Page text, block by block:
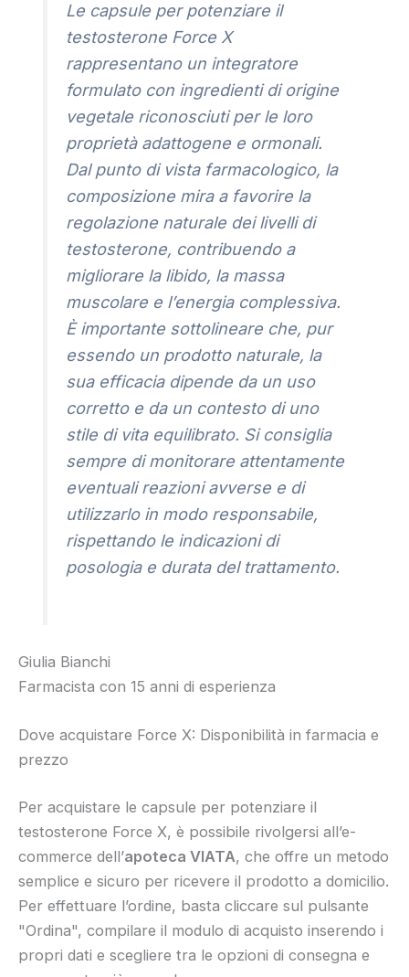
Le capsule per potenziare il
testosterone Force X
rappresentano un integratore
formulato con ingredienti di origine
vegetale riconosciuti per le loro
proprietà adattogene e ormonali.
Dal punto di vista farmacologico, la
composizione mira a favorire la
regolazione naturale dei livelli di
testosterone, contribuendo a
migliorare la libido, la massa
muscolare e l’energia complessiva.
È importante sottolineare che, pur
essendo un prodotto naturale, la
sua efficacia dipende da un uso
corretto e da un contesto di uno
stile di vita equilibrato. Si consiglia
sempre di monitorare attentamente
eventuali reazioni avverse e di
utilizzarlo in modo responsabile,
rispettando le indicazioni di
posologia e durata del trattamento.
Giulia Bianchi
Farmacista con 15 anni di esperienza
Dove acquistare Force X: Disponibilità in farmacia e
prezzo
Per acquistare le capsule per potenziare il
testosterone Force X, è possibile rivolgersi all’e-
commerce dell’apoteca VIATA, che offre un metodo
semplice e sicuro per ricevere il prodotto a domicilio.
Per effettuare l’ordine, basta cliccare sul pulsante
"Ordina", compilare il modulo di acquisto inserendo i
propri dati e scegliere tra le opzioni di consegna e